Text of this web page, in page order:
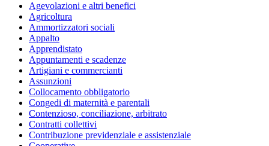
Agevolazioni e altri benefici
Agricoltura
Ammortizzatori sociali
Appalto
Apprendistato
Appuntamenti e scadenze
Artigiani e commercianti
Assunzioni
Collocamento obbligatorio
Congedi di maternità e parentali
Contenzioso, conciliazione, arbitrato
Contratti collettivi
Contribuzione previdenziale e assistenziale